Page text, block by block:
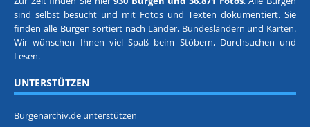
sind selbst besucht und mit Fotos und Texten dokumentiert. Sie
finden alle Burgen sortiert nach Länder, Bundesländern und Karten.
Wir wünschen Ihnen viel Spaß beim Stöbern, Durchsuchen und
Lesen.
UNTERSTÜTZEN
Burgenarchiv.de unterstützen